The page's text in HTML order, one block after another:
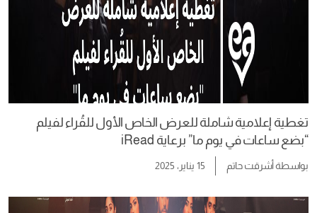
تغطية إعلامية شاملة للعرض الخاص الأول للقُراء لفيلم
“بضع ساعات في يوم ما” برعاية iRead
بواسطةأشرقت حاتم 15 يناير، 2025